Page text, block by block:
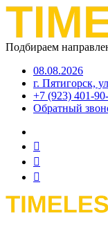
Подбираем
08.08.2026
г. Пятигорск,
+7 (923) 401-
Обратный